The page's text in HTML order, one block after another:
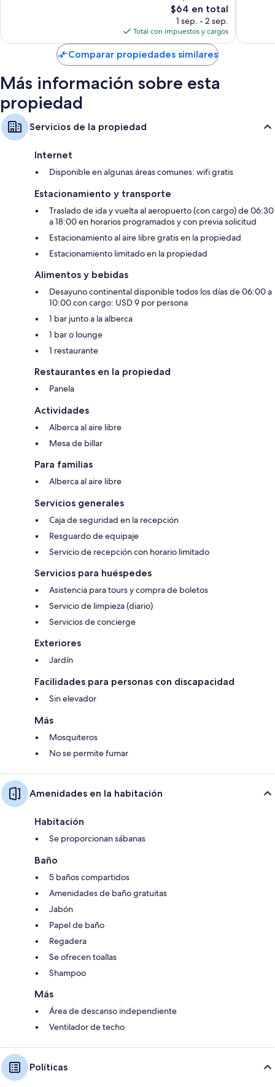
El
precio
actual
es
de
$64
$64 en total
1 sep. - 2 sep.
Total con impuestos y cargos
Comparar propiedades similares
Más información sobre esta
propiedad
Servicios de la propiedad
Internet
Disponible en algunas áreas comunes: wifi gratis
Estacionamiento y transporte
Traslado de ida y vuelta al aeropuerto (con cargo) de 06:30
a 18:00 en horarios programados y con previa solicitud
Estacionamiento al aire libre gratis en la propiedad
Estacionamiento limitado en la propiedad
Alimentos y bebidas
Desayuno continental disponible todos los días de 06:00 a
10:00 con cargo: USD 9 por persona
1 bar junto a la alberca
1 bar o lounge
1 restaurante
Restaurantes en la propiedad
Panela
Actividades
Alberca al aire libre
Mesa de billar
Para familias
Alberca al aire libre
Servicios generales
Caja de seguridad en la recepción
Resguardo de equipaje
Servicio de recepción con horario limitado
Servicios para huéspedes
Asistencia para tours y compra de boletos
Servicio de limpieza (diario)
Servicios de concierge
Exteriores
Jardín
Facilidades para personas con discapacidad
Sin elevador
Más
Mosquiteros
No se permite fumar
Amenidades en la habitación
Habitación
Se proporcionan sábanas
Baño
5 baños compartidos
Amenidades de baño gratuitas
Jabón
Papel de baño
Regadera
Se ofrecen toallas
Shampoo
Más
Área de descanso independiente
Ventilador de techo
Políticas